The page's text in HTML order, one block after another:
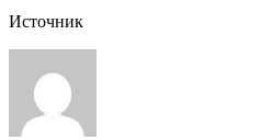
Источник